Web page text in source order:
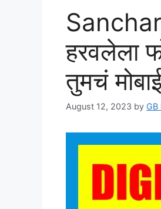
हरवलेला
तुमचं
August 12, 2023 by GB